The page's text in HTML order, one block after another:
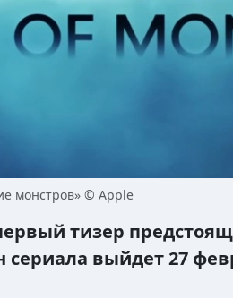
монстров» © Apple
тизер
выйдет 27